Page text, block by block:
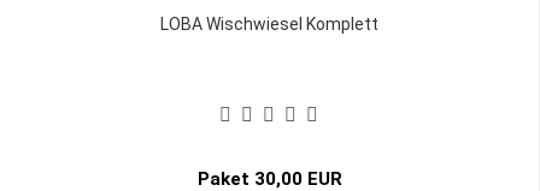
LOBA Wischwiesel Komplett
Paket 30,00 EUR